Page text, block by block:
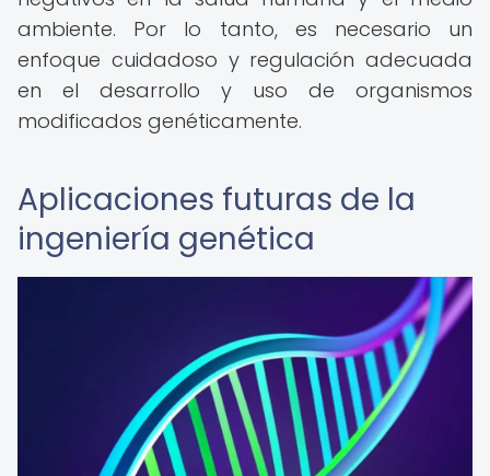
ambiente. Por lo tanto, es necesario un
enfoque cuidadoso y regulación adecuada
en el desarrollo y uso de organismos
modificados genéticamente.
Aplicaciones futuras de la
ingeniería genética